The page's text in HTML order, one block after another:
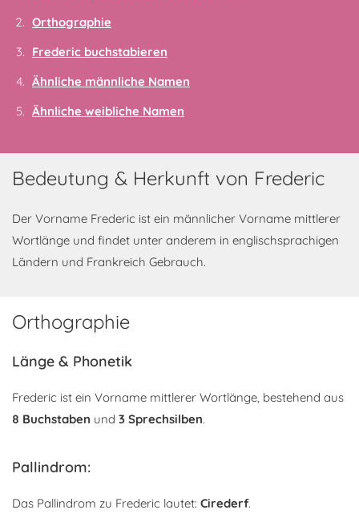
Orthographie
Frederic buchstabieren
Ähnliche männliche Namen
Ähnliche weibliche Namen
Bedeutung & Herkunft von Frederic
Der Vorname Frederic ist ein männlicher Vorname mittlerer
Wortlänge und findet unter anderem in englischsprachigen
Ländern und Frankreich Gebrauch.
Orthographie
Länge & Phonetik
Frederic ist ein Vorname mittlerer Wortlänge, bestehend aus
8 Buchstaben und 3 Sprechsilben.
Pallindrom:
Das Pallindrom zu Frederic lautet: Cirederf.